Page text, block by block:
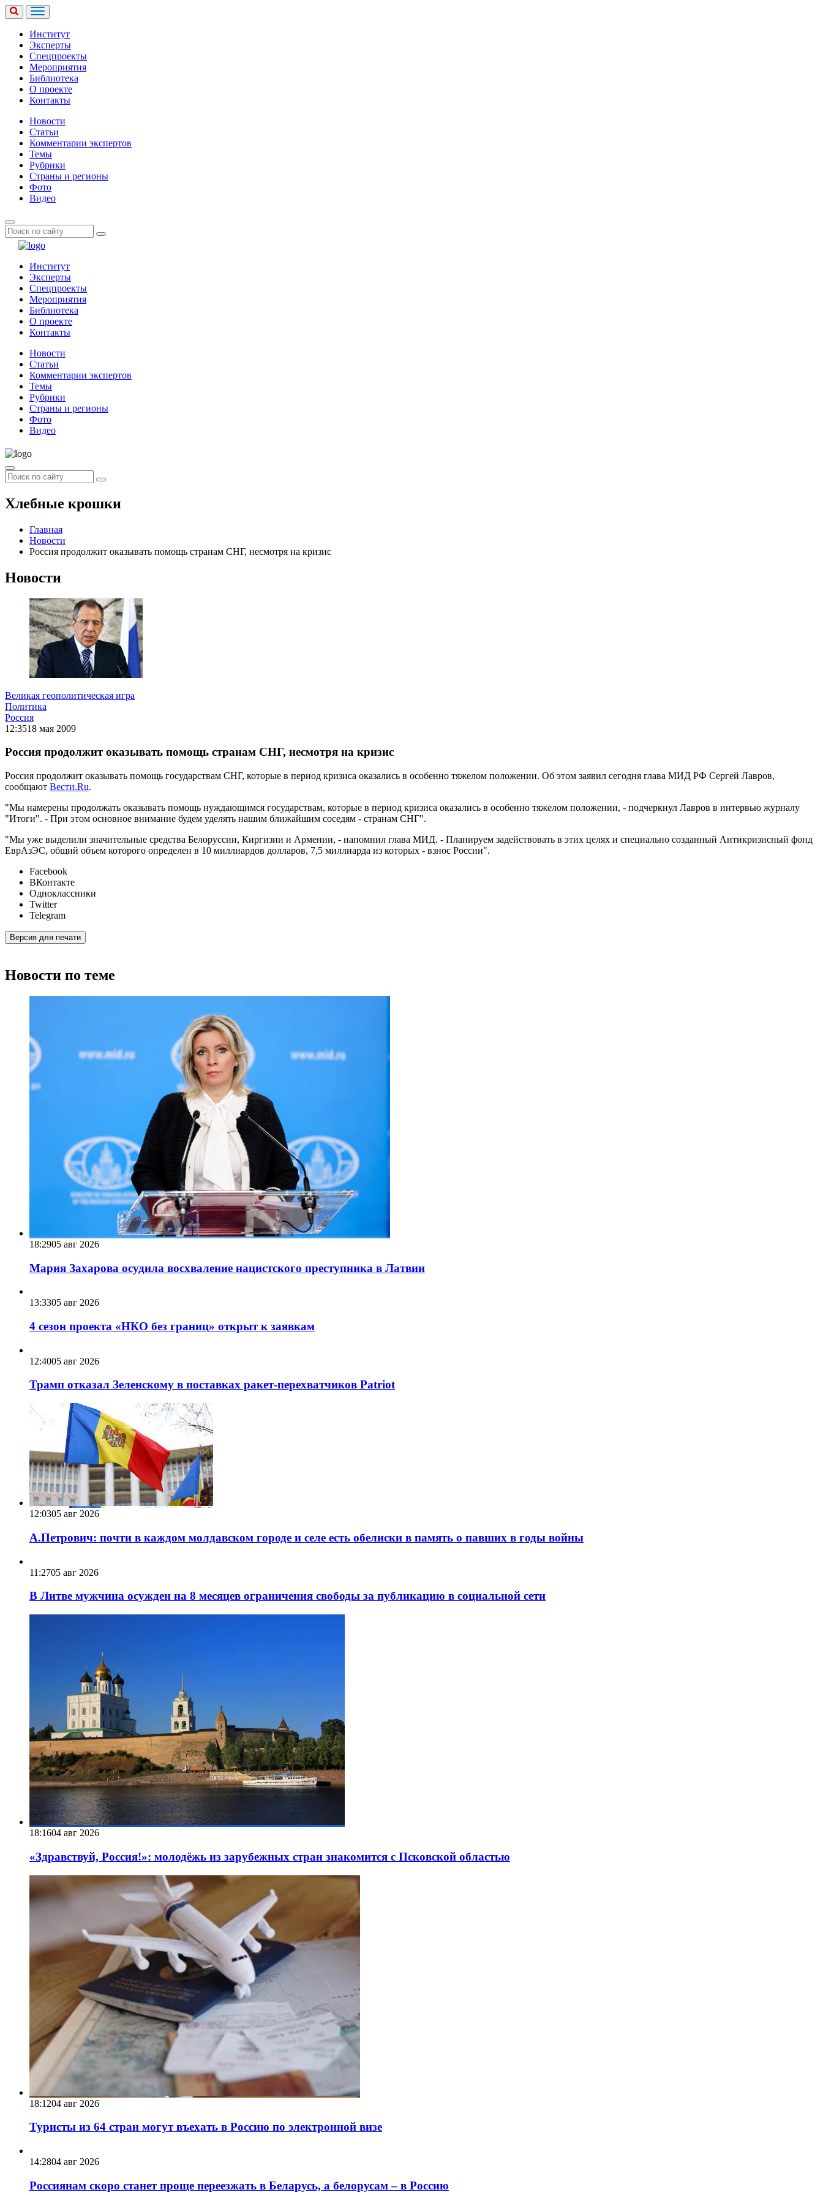
Институт
Эксперты
Спецпроекты
Мероприятия
Библиотека
О проекте
Контакты
Новости
Статьи
Комментарии экспертов
Темы
Рубрики
Страны и регионы
Фото
Видео
Институт
Эксперты
Спецпроекты
Мероприятия
Библиотека
О проекте
Контакты
Новости
Статьи
Комментарии экспертов
Темы
Рубрики
Страны и регионы
Фото
Видео
Хлебные крошки
Главная
Новости
Россия продолжит оказывать помощь странам СНГ, несмотря на кризис
Новости
Великая геополитическая игра
Политика
Россия
12:3518 мая 2009
Россия продолжит оказывать помощь странам СНГ, несмотря на кризис
Россия продолжит оказывать помощь государствам СНГ, которые в период кризиса оказались в особенно тяжелом положении. Об этом заявил сегодня глава МИД РФ Сергей Лавров,
сообщают Вести.Ru.
"Мы намерены продолжать оказывать помощь нуждающимся государствам, которые в период кризиса оказались в особенно тяжелом положении, - подчеркнул Лавров в интервью журналу
"Итоги". - При этом основное внимание будем уделять нашим ближайшим соседям - странам СНГ".
"Мы уже выделили значительные средства Белоруссии, Киргизии и Армении, - напомнил глава МИД. - Планируем задействовать в этих целях и специально созданный Антикризисный фонд
ЕврАзЭС, общий объем которого определен в 10 миллиардов долларов, 7,5 миллиарда из которых - взнос России".
Facebook
ВКонтакте
Одноклассники
Twitter
Telegram
Версия для печати
Новости по теме
18:2905 авг 2026
Мария Захарова осудила восхваление нацистского преступника в Латвии
13:3305 авг 2026
4 сезон проекта «НКО без границ» открыт к заявкам
12:4005 авг 2026
Трамп отказал Зеленскому в поставках ракет-перехватчиков Patriot
12:0305 авг 2026
А.Петрович: почти в каждом молдавском городе и селе есть обелиски в память о павших в годы войны
11:2705 авг 2026
В Литве мужчина осужден на 8 месяцев ограничения свободы за публикацию в социальной сети
18:1604 авг 2026
«Здравствуй, Россия!»: молодёжь из зарубежных стран знакомится с Псковской областью
18:1204 авг 2026
Туристы из 64 стран могут въехать в Россию по электронной визе
14:2804 авг 2026
Россиянам скоро станет проще переезжать в Беларусь, а белорусам – в Россию